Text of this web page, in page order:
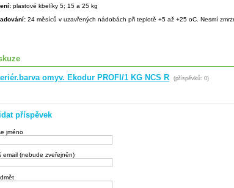
plastové kbelíky 5; 15 a 25 kg
24 měsíců v uzavřených nádobách při teplotě +5 až +25 oC. Nesmí
omyv. Ekodur PROFI/1 KG NCS R (příspěvků: 0)
příspěvek
jméno
email (nebude zveřejněn)